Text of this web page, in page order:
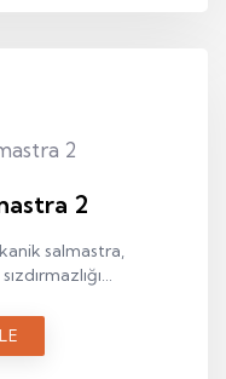
2
salmastra,